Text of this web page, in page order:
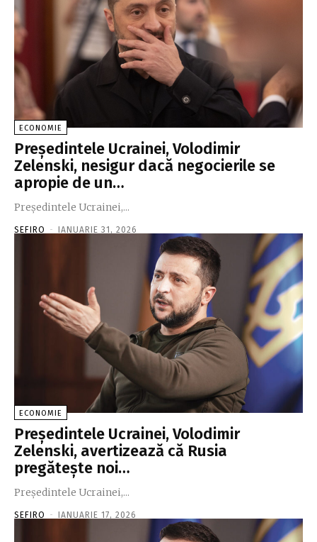
ECONOMIE
Preşedintele Ucrainei, Volodimir
Zelenski, nesigur dacă negocierile se
apropie de un…
Preşedintele Ucrainei,...
SEFIRO - IANUARIE 31, 2026
ECONOMIE
Preşedintele Ucrainei, Volodimir
Zelenski, avertizează că Rusia
pregăteşte noi…
Preşedintele Ucrainei,...
SEFIRO - IANUARIE 17, 2026